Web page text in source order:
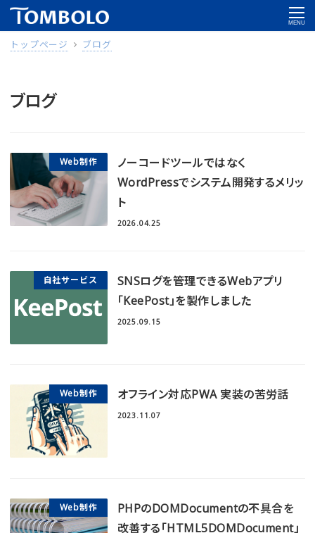
MENU
トップページ ブログ
ブログ
Web制作
ノーコードツールではなく
WordPressでシステム開発するメリッ
ト
2026.04.25
自社サービス
SNSログを管理できるWebアプリ
「KeePost」を製作しました
2025.09.15
Web制作 オフライン対応PWA 実装の苦労話
2023.11.07
Web制作
PHPのDOMDocumentの不具合を
改善する「HTML5DOMDocument」